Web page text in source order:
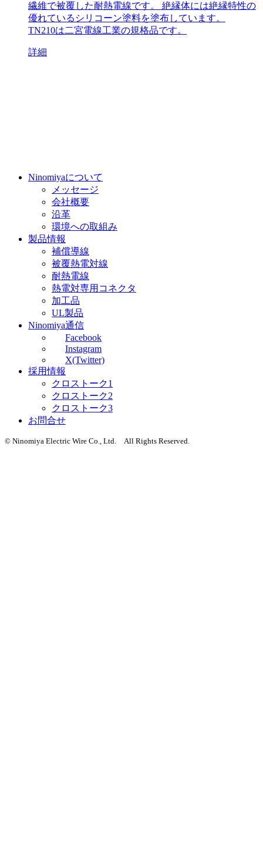
繊維で被覆した耐熱電線です。 絶縁体には絶縁特性の
優れているシリコーン塗料を塗布しています。
TN210は二宮電線工業の規格品です。
詳細
Ninomiyaについて
メッセージ
会社概要
沿革
環境への取組み
製品情報
補償導線
被覆熱電対線
耐熱電線
熱電対専用コネクタ
加工品
UL製品
Ninomiya通信
Facebook
Instagram
X(Twitter)
採用情報
クロストーク1
クロストーク2
クロストーク3
お問合せ
© Ninomiya Electric Wire Co., Ltd. All Rights Reserved.